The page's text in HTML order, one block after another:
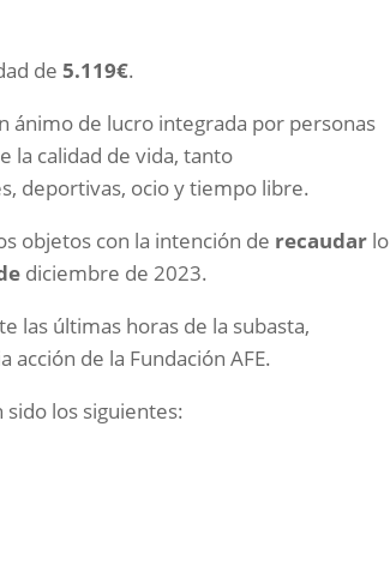
de5.119€.
ánimo de lucro integrada por personas
la calidad de vida, tanto
deportivas, ocio y tiempo libre.
objetos con la intención de recaudar lo
diciembre de 2023.
las últimas horas de la subasta,
de la Fundación AFE.
sido los siguientes: